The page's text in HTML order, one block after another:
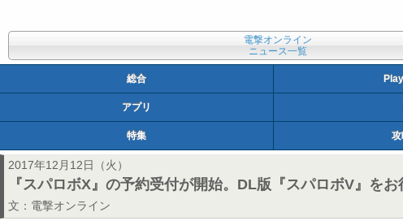
電撃オンライン
ニュース一覧
総合
アプリ
特集
2017年12月12日（火）
『スパロボX』の予約受付が開始。DL版『スパロボV』を
文： 電撃オンライン